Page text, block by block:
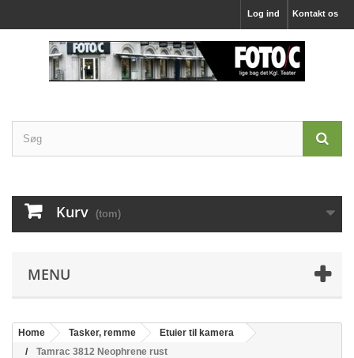
Kontakt os
Log ind
Kurv (tom)
MENU
Home Tasker, remme
Etuier til kamera
Tamrac 3812 Neophrene rust